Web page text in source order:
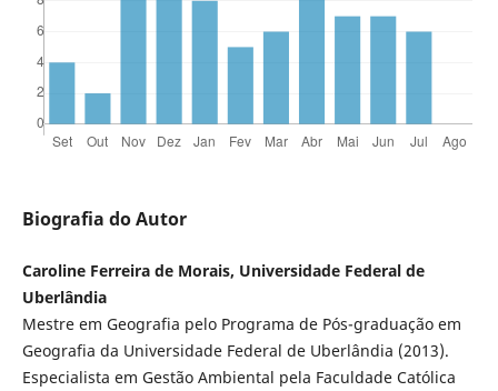
Biografia do Autor
Caroline Ferreira de Morais, Universidade Federal de
Uberlândia
Mestre em Geografia pelo Programa de Pós-graduação em
Geografia da Universidade Federal de Uberlândia (2013).
Especialista em Gestão Ambiental pela Faculdade Católica